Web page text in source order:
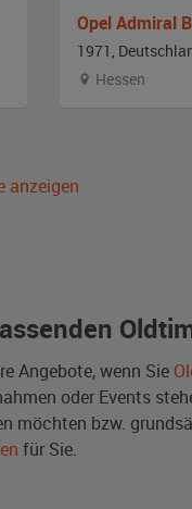
Opel Admiral B
1971,
Hessen
anzeigen
Angebote, wenn Sie
oder Events
möchten bzw.
für Sie.